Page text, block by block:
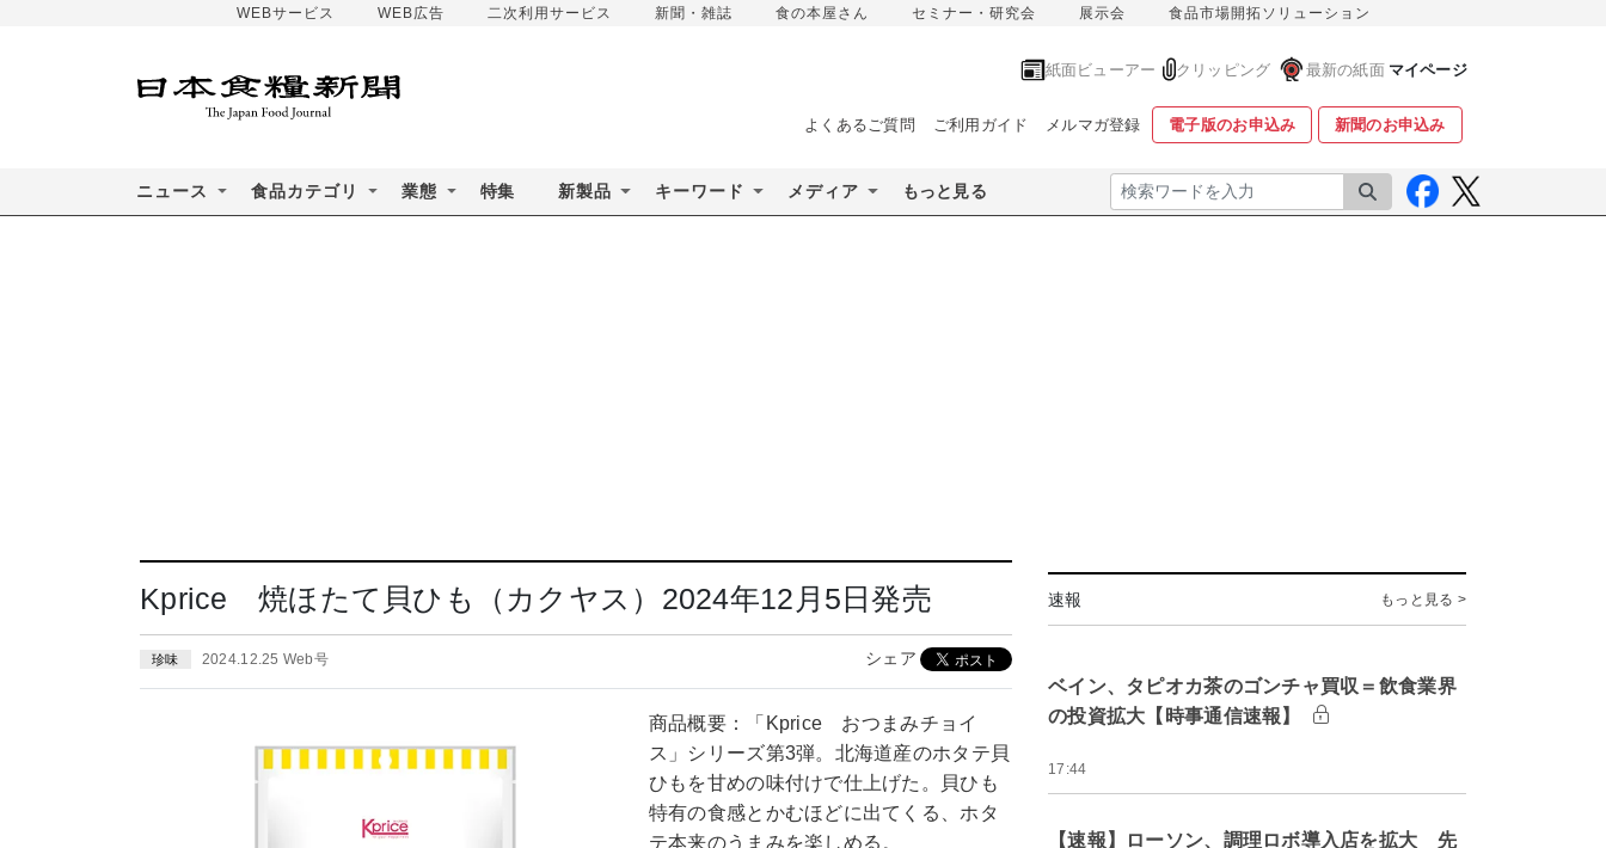
WEBサービス WEB広告 二次利用サービス 新聞・雑誌 食の本屋さん セミナー・研究会 展示会 食品市場開拓ソリューション
紙面ビューアー クリッピング 最新の紙面 マイページ
よくあるご質問 ご利用ガイド メルマガ登録 電子版のお申込み 新聞のお申込み
ニュース 食品カテゴリ 業態 特集 新製品 キーワード メディア もっと見る 検索
Kprice 焼ほたて貝ひも（カクヤス）2024年12月5日発売
珍味 2024.12.25 Web号 シェア
商品概要：「Kprice おつまみチョイ
ス」シリーズ第3弾。北海道産のホタテ貝
ひもを甘めの味付けで仕上げた。貝ひも
特有の食感とかむほどに出てくる、ホタ
テ本来のうまみを楽しめる。
速報 もっと見る >
ベイン、タピオカ茶のゴンチャ買収＝飲食業界
の投資拡大【時事通信速報】
17:44
【速報】ローソン、調理ロボ導入店を拡大 先